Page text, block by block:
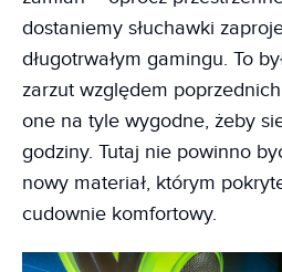
dostaniemy słuchawki
długotrwałym gamingu. To
zarzut względem
one na tyle wygodne, żeby
godziny. Tutaj nie powinno
nowy materiał, którym
cudownie komfortowy.